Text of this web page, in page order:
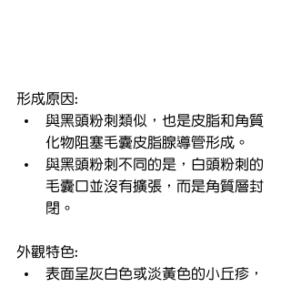
形成原因:
與黑頭粉刺類似，也是皮脂和角質
化物阻塞毛囊皮脂腺導管形成。
與黑頭粉刺不同的是，白頭粉刺的
毛囊口並沒有擴張，而是角質層封
閉。
外觀特色:
表面呈灰白色或淡黃色的小丘疹，